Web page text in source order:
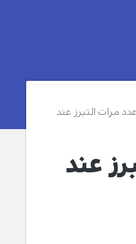
عدد مرات التبرز عند
عند